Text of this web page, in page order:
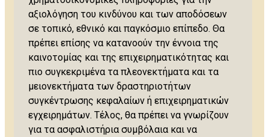
αξιολόγηση του κινδύνου και των αποδόσεων
σε τοπικό, εθνικό και παγκόσμιο επίπεδο. Θα
πρέπει επίσης να κατανοούν την έννοια της
καινοτομίας και της επιχειρηματικότητας και
πιο συγκεκριμένα τα πλεονεκτήματα και τα
μειονεκτήματα των δραστηριοτήτων
συγκέντρωσης κεφαλαίων ή επιχειρηματικών
εγχειρημάτων. Τέλος, θα πρέπει να γνωρίζουν
για τα ασφαλιστήρια συμβόλαια και να